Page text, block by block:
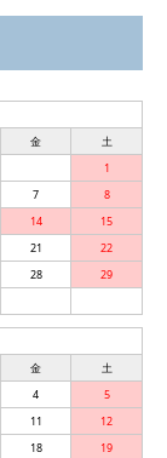
金
土
1
7
8
14
15
21
22
28
29
金
土
4
5
11
12
18
19